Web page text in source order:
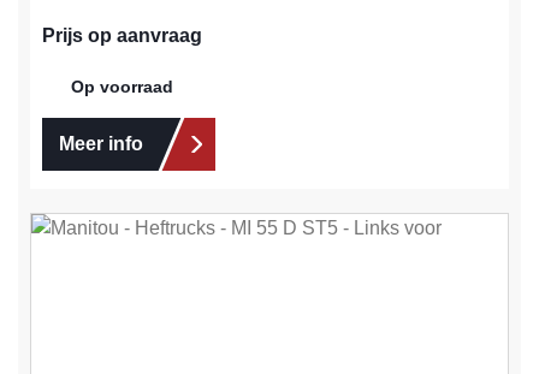
Prijs op aanvraag
Op voorraad
Meer info